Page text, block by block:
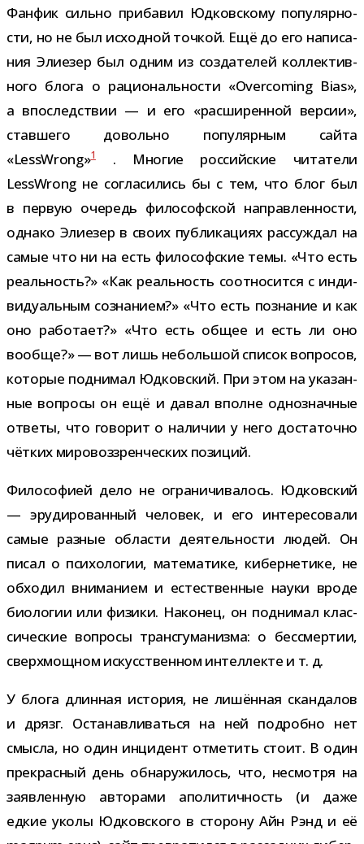
Фанфик сильно при­ба­вил Юдковскому попу­ляр­но­
сти, но не был исход­ной точ­кой. Ещё до его напи­са­
ния Элиезер был одним из созда­те­лей кол­лек­тив­
ного блога о раци­о­наль­но­сти «Overcoming Bias»,
а впо­след­ствии — и его «рас­ши­рен­ной вер­сии»,
став­шего довольно попу­ляр­ным сайта
«LessWrong»1. Многие рос­сий­ские чита­тели
LessWrong не согла­си­лись бы с тем, что блог был
в первую оче­редь фило­соф­ской направ­лен­но­сти,
однако Элиезер в своих пуб­ли­ка­циях рас­суж­дал на
самые что ни на есть фило­соф­ские темы. «Что есть
реаль­ность?» «Как реаль­ность соот­но­сится с инди­
ви­ду­аль­ным созна­нием?» «Что есть позна­ние и как
оно рабо­тает?» «Что есть общее и есть ли оно
вообще?» — вот лишь неболь­шой спи­сок вопро­сов,
кото­рые под­ни­мал Юдковский. При этом на ука­зан­
ные вопросы он ещё и давал вполне одно­знач­ные
ответы, что гово­рит о нали­чии у него доста­точно
чёт­ких миро­воз­зрен­че­ских позиций.
Философией дело не огра­ни­чи­ва­лось. Юдковский
— эру­ди­ро­ван­ный чело­век, и его инте­ре­со­вали
самые раз­ные обла­сти дея­тель­но­сти людей. Он
писал о пси­хо­ло­гии, мате­ма­тике, кибер­не­тике, не
обхо­дил вни­ма­нием и есте­ствен­ные науки вроде
био­ло­гии или физики. Наконец, он под­ни­мал клас­
си­че­ские вопросы транс­гу­ма­низма: о бес­смер­тии,
сверх­мощ­ном искус­ствен­ном интел­лекте и т. д.
У блога длин­ная исто­рия, не лишён­ная скан­да­лов
и дрязг. Останавливаться на ней подробно нет
смысла, но один инци­дент отме­тить стоит. В один
пре­крас­ный день обна­ру­жи­лось, что, несмотря на
заяв­лен­ную авто­рами апо­ли­тич­ность (и даже
едкие уколы Юдковского в сто­рону Айн Рэнд и её